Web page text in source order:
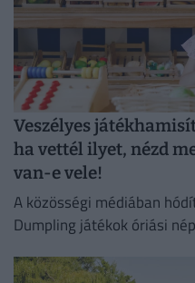
Veszélyes
ha vettél ilyet, nézd
van-e vele!
A közösségi médiában
Dumpling játékok óriási
hamisítványok.